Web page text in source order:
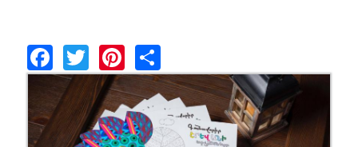
Facebook
TwitterPinterest